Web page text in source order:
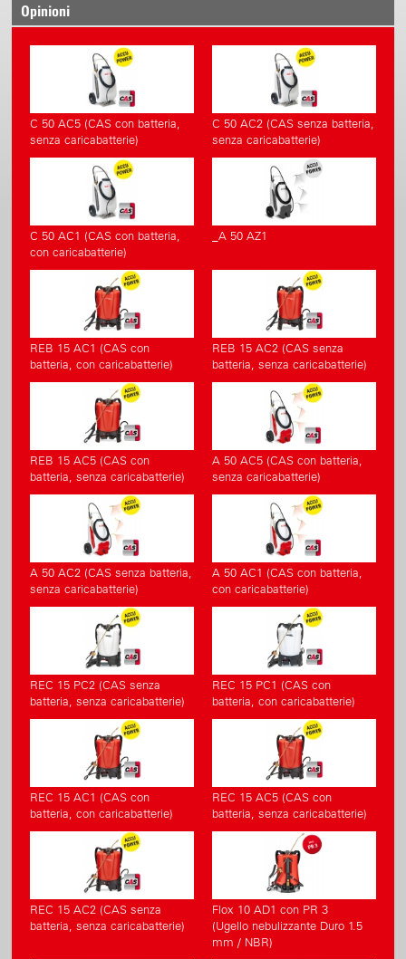
Opinioni
C 50 AC5 (CAS con batteria,
senza caricabatterie)
C 50 AC2 (CAS senza batteria,
senza caricabatterie)
C 50 AC1 (CAS con batteria,
con caricabatterie)
_A 50 AZ1
REB 15 AC1 (CAS con
batteria, con caricabatterie)
REB 15 AC2 (CAS senza
batteria, senza caricabatterie)
REB 15 AC5 (CAS con
batteria, senza caricabatterie)
A 50 AC5 (CAS con batteria,
senza caricabatterie)
A 50 AC2 (CAS senza batteria,
senza caricabatterie)
A 50 AC1 (CAS con batteria,
con caricabatterie)
REC 15 PC2 (CAS senza
batteria, senza caricabatterie)
REC 15 PC1 (CAS con
batteria, con caricabatterie)
REC 15 AC1 (CAS con
batteria, con caricabatterie)
REC 15 AC5 (CAS con
batteria, senza caricabatterie)
REC 15 AC2 (CAS senza
batteria, senza caricabatterie)
Flox 10 AD1 con PR 3
(Ugello nebulizzante Duro 1.5
mm / NBR)